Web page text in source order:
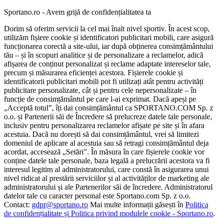
Sportano.ro - Avem grijă de confidențialitatea ta
Dorim să oferim servicii la cel mai înalt nivel sportiv. În acest scop,
utilizăm fișiere cookie și identificatori publicitari mobili, care asigură
funcționarea corectă a site-ului, iar după obținerea consimțământului
tău – și în scopuri analitice și de personalizare a reclamelor, adică
afișarea de conținut personalizat și reclame adaptate intereselor tale,
precum și măsurarea eficienței acestora. Fișierele cookie și
identificatorii publicitari mobili pot fi utilizați atât pentru activități
publicitare personalizate, cât și pentru cele nepersonalizate – în
funcție de consimțământul pe care l-ai exprimat. Dacă apeși pe
„Acceptă totul”, îți dai consimțământul ca SPORTANO.COM Sp. z
o.o. și Partenerii săi de Încredere să prelucreze datele tale personale,
inclusiv pentru personalizarea reclamelor afișate pe site și în afara
acestuia. Dacă nu dorești să dai consimțământul, vrei să limitezi
domeniul de aplicare al acestuia sau să retragi consimțământul deja
acordat, accesează „Setări”. În măsura în care fișierele cookie vor
conține datele tale personale, baza legală a prelucrării acestora va fi
interesul legitim al administratorului, care constă în asigurarea unui
nivel ridicat al prestării serviciilor și al activităților de marketing ale
administratorului și ale Partenerilor săi de încredere. Administratorul
datelor tale cu caracter personal este Sportano.com Sp. z o.o.
Contact: gdpr@sportano.ro Mai multe informații găsești în Politica
de confidențialitate și Politica privind modulele cookie - Sportano.ro.